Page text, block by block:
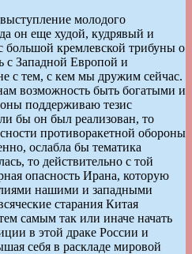
молодого
он еще худой, кудрявый и
большой кремлевской трибуны о
Западной Европой и
с тем, с кем мы дружим сейчас.
возможность быть богатыми и
поддерживаю тезис
бы он был реализован, то
противоракетной обороны
ослабла бы тематика
то действительно с той
опасность Ирана, которую
нашими и западными
старания Китая
самым так или иначе начать
в этой драке России и
себя в раскладе мировой